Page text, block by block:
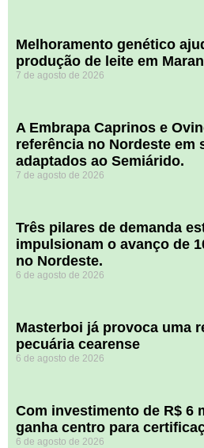
Melhoramento genético
produção de leite em
7 de agosto de 2026
A Embrapa Caprinos e
referência no Nordeste em
adaptados ao Semiárido.
7 de agosto de 2026
​Três pilares de demanda
impulsionam o avanço de
no Nordeste.
6 de agosto de 2026
Masterboi já provoca uma
pecuária cearense
6 de agosto de 2026
Com investimento de R$ 6
ganha centro para
6 de agosto de 2026